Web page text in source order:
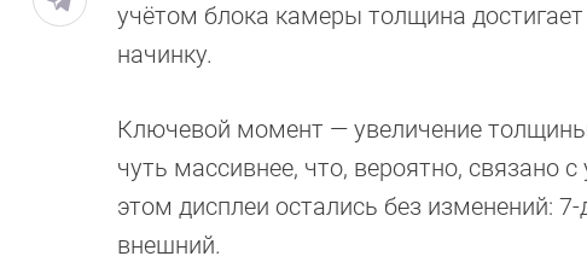
учётом блока камеры толщина
начинку.
Ключевой момент — увеличение
чуть массивнее, что, вероятно, связано
этом дисплеи остались без изменений:
внешний.